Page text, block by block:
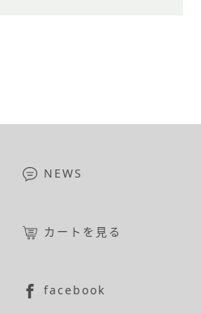
NEWS
カートを見る
facebook